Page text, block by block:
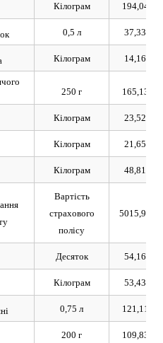
Кілограм 194,04
0,5 л 37,33
Кілограм 14,16
250 г 165,13
Кілограм 23,52
Кілограм 21,65
Кілограм 48,81
Вартість
страхового
полісу
5015,99
Десяток 54,16
Кілограм 53,43
0,75 л 121,11
200 г 109,83